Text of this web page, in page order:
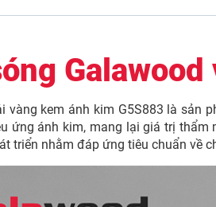
vàng kem ánh kim G5S883 là sản
ứng ánh kim, mang lại giá trị
triển nhằm đáp ứng tiêu chuẩn về